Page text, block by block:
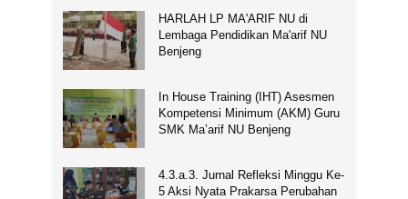
HARLAH LP MA'ARIF NU di
Lembaga Pendidikan Ma'arif NU
Benjeng
In House Training (IHT) Asesmen
Kompetensi Minimum (AKM) Guru
SMK Ma’arif NU Benjeng
4.3.a.3. Jurnal Refleksi Minggu Ke-
5 Aksi Nyata Prakarsa Perubahan